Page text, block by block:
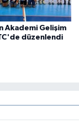
Akademi Gelişim
düzenlendi